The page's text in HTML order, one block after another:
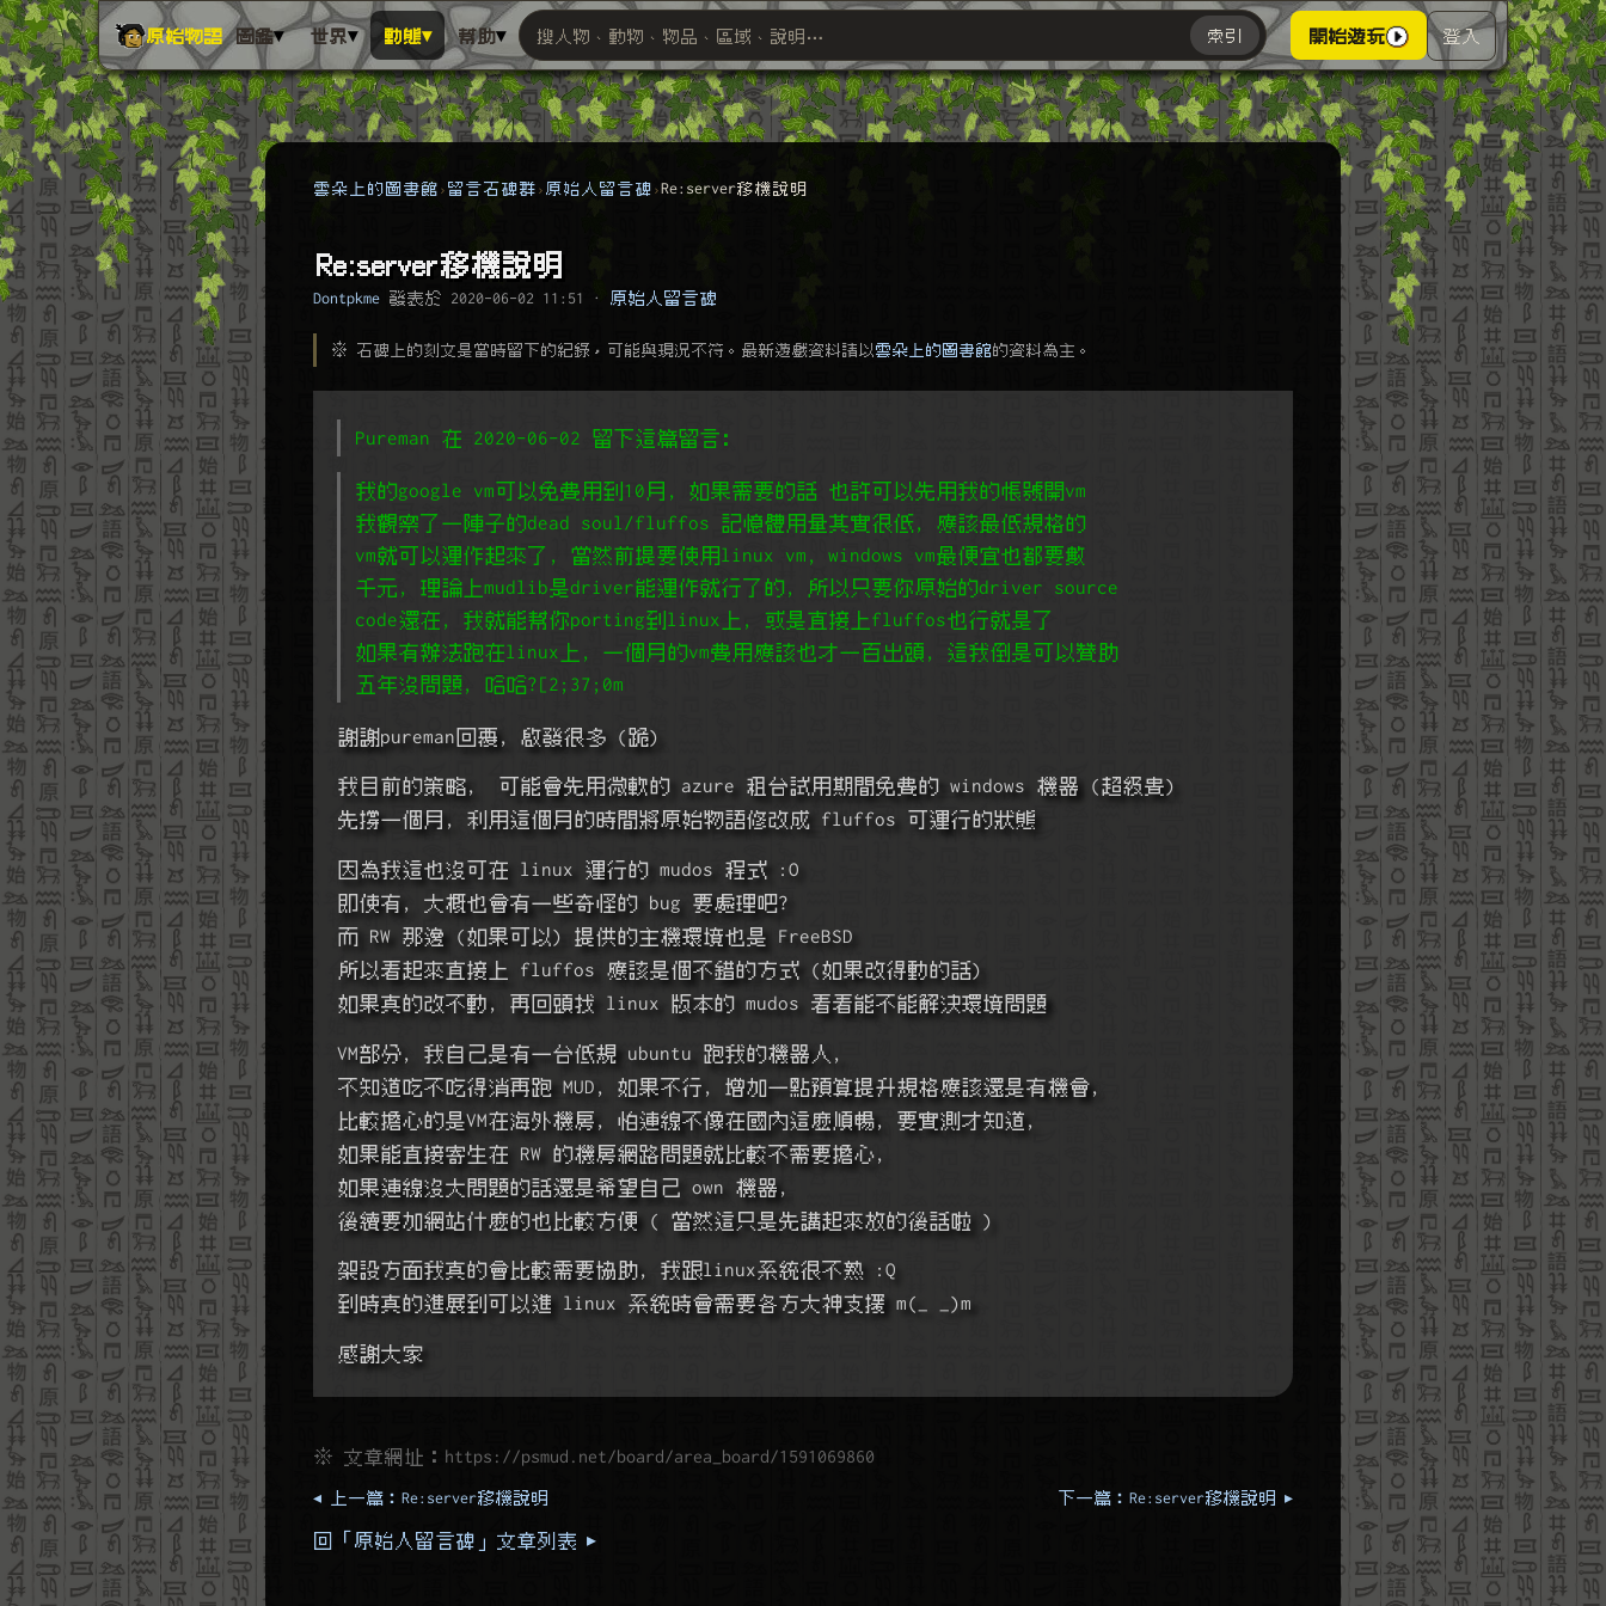
原始物語 圖鑑▾ 世界▾ 動態▾ 幫助▾
搜尋萬物索引
搜人物、動物、物品、區域、說明⋯ 索引 開始遊玩 登入
雲朵上的圖書館 留言石碑群 原始人留言碑 Re:server移機說明
Re:server移機說明
Dontpkme 發表於 2020-06-02 11:51 · 原始人留言碑
※ 石碑上的刻文是當時留下的紀錄，可能與現況不符。最新遊戲資料請以 雲朵上的圖書館的資料為主。
Pureman 在 2020-06-02 留下這篇留言﹕
我的google vm可以免費用到10月, 如果需要的話 也許可以先用我的帳號開vm
我觀察了一陣子的dead soul/fluffos 記憶體用量其實很低, 應該最低規格的
vm就可以運作起來了, 當然前提要使用linux vm, windows vm最便宜也都要數
千元, 理論上mudlib是driver能運作就行了的, 所以只要你原始的driver source
code還在, 我就能幫你porting到linux上, 或是直接上fluffos也行就是了
如果有辦法跑在linux上, 一個月的vm費用應該也才一百出頭, 這我倒是可以贊助
五年沒問題, 哈哈?[2;37;0m
謝謝pureman回覆, 啟發很多 (跪)
我目前的策略,  可能會先用微軟的 azure 租台試用期間免費的 windows 機器 (超級貴)
先撐一個月, 利用這個月的時間將原始物語修改成 fluffos 可運行的狀態
因為我這也沒可在 linux 運行的 mudos 程式 :O
即使有, 大概也會有一些奇怪的 bug 要處理吧?
而 RW 那邊 (如果可以) 提供的主機環境也是 FreeBSD
所以看起來直接上 fluffos 應該是個不錯的方式 (如果改得動的話)
如果真的改不動, 再回頭找 linux 版本的 mudos 看看能不能解決環境問題
VM部分, 我自己是有一台低規 ubuntu 跑我的機器人,
不知道吃不吃得消再跑 MUD, 如果不行, 增加一點預算提升規格應該還是有機會,
比較擔心的是VM在海外機房, 怕連線不像在國內這麼順暢, 要實測才知道,
如果能直接寄生在 RW 的機房網路問題就比較不需要擔心,
如果連線沒大問題的話還是希望自己 own 機器,
後續要加網站什麼的也比較方便 ( 當然這只是先講起來放的後話啦 )
架設方面我真的會比較需要協助, 我跟linux系統很不熟 :Q
到時真的進展到可以進 linux 系統時會需要各方大神支援 m(_ _)m
感謝大家
※ 文章網址： https://psmud.net/board/area_board/1591069860
◂ 上一篇：Re:server移機說明 下一篇：Re:server移機說明 ▸
回「原始人留言碑」文章列表 ▸